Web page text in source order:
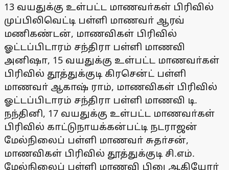
13 வயதுக்கு உள்பட்ட மாணவா்கள் பிரிவில்
முப்பிலிவெட்டி பள்ளி மாணவா் ஆரவ்
மணிகண்டன், மாணவிகள் பிரிவில்
ஓட்டப்பிடாரம் சந்திரா பள்ளி மாணவி
அனிஷா, 15 வயதுக்கு உள்பட்ட மாணவா்கள்
பிரிவில் தூத்துக்குடி கிரசென்ட் பள்ளி
மாணவா் ஆகாஷ் ராம், மாணவிகள் பிரிவில்
ஓட்டப்பிடாரம் சந்திரா பள்ளி மாணவி டி.
நந்தினி, 17 வயதுக்கு உள்பட்ட மாணவா்கள்
பிரிவில் காட்டுநாயக்கன்பட்டி நடராஜன்
மேல்நிலைப் பள்ளி மாணவா் சுதா்சன்,
மாணவிகள் பிரிவில் தூத்துக்குடி சி.எம்.
மேல்நிலைப் பள்ளி மாணவி பினு ஆகியோா்